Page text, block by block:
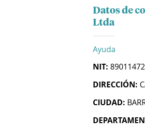
Datos de
Ltda
Ayuda
NIT:
DIRECCIÓN:
CIUDAD: